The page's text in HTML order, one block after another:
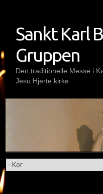
contentSankt Karl
Gruppen
Den traditionelle Messe i
Jesu Hjerte kirke